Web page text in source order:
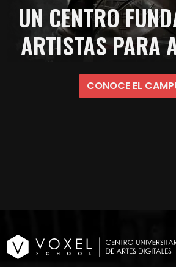
UN CENTRO
ARTISTAS PARA
CONOCE EL